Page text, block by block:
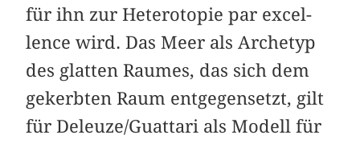
für ihn zur Heterotopie par excel­
lence wird. Das Meer als Archetyp
des glatten Raumes, das sich dem
gekerbten Raum entgegensetzt, gilt
für Deleuze/Guattari als Modell für